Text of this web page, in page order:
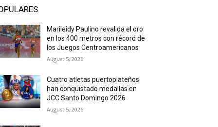
Marileidy Paulino revalida el oro
en los 400 metros con récord de
los Juegos Centroamericanos
August 5, 2026
Cuatro atletas puertoplateños
han conquistado medallas en
JCC Santo Domingo 2026
August 5, 2026